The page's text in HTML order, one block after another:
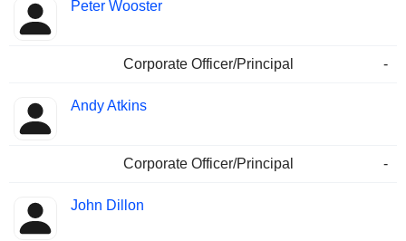
Peter Wooster
Corporate Officer/Principal -
Andy Atkins
Corporate Officer/Principal -
John Dillon